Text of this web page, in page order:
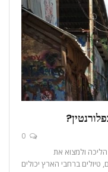
ולמצוא את
טיולים ברחבי הארץ יכולים